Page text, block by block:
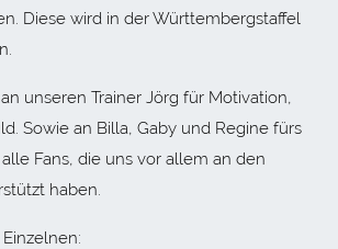
Diese wird in der Württembergstaffel
unseren Trainer Jörg für Motivation,
Sowie an Billa, Gaby und Regine fürs
Fans, die uns vor allem an den
haben.